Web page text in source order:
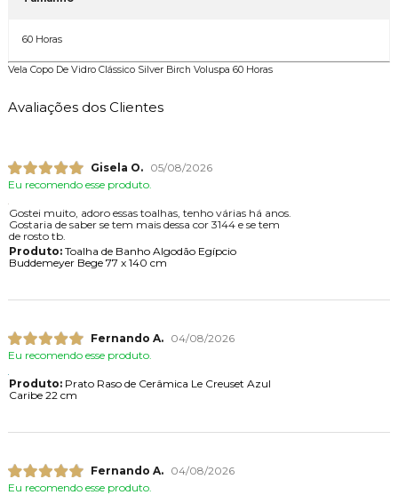
60 Horas
Vela Copo De Vidro Clássico Silver Birch Voluspa 60 Horas
Avaliações dos Clientes
Gisela O.
05/08/2026
Eu recomendo esse produto.
Gostei muito, adoro essas toalhas, tenho várias há anos.
Gostaria de saber se tem mais dessa cor 3144 e se tem
de rosto tb.
Produto:Toalha de Banho Algodão Egípcio
Buddemeyer Bege 77 x 140 cm
Fernando A.
04/08/2026
Eu recomendo esse produto.
Produto:Prato Raso de Cerâmica Le Creuset Azul
Caribe 22 cm
Fernando A.
04/08/2026
Eu recomendo esse produto.